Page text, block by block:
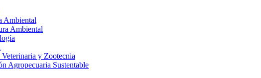
Ambiental
Ambiental
y Zootecnia
Agropecuaria Sustentable